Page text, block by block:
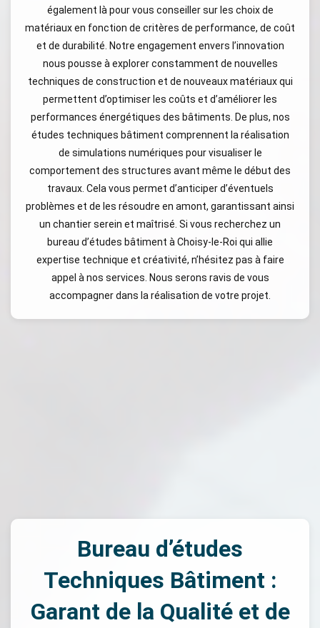
également là pour vous conseiller sur les choix de
matériaux en fonction de critères de performance, de coût
et de durabilité. Notre engagement envers l’innovation
nous pousse à explorer constamment de nouvelles
techniques de construction et de nouveaux matériaux qui
permettent d’optimiser les coûts et d’améliorer les
performances énergétiques des bâtiments. De plus, nos
études techniques bâtiment comprennent la réalisation
de simulations numériques pour visualiser le
comportement des structures avant même le début des
travaux. Cela vous permet d’anticiper d’éventuels
problèmes et de les résoudre en amont, garantissant ainsi
un chantier serein et maîtrisé. Si vous recherchez un
bureau d’études bâtiment à Choisy-le-Roi qui allie
expertise technique et créativité, n’hésitez pas à faire
appel à nos services. Nous serons ravis de vous
accompagner dans la réalisation de votre projet.
Bureau d’études
Techniques Bâtiment :
Garant de la Qualité et de